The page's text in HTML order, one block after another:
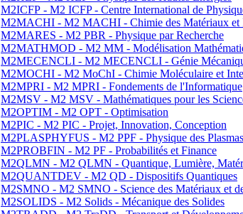
M2ICFP - M2 ICFP - Centre International de
M2MACHI - M2 MACHI - Chimie des Matériaux et
M2MARES - M2 PBR - Physique par Recherche
M2MATHMOD - M2 MM - Modélisation
M2MECENCLI - M2 MECENCLI - Génie
M2MOCHI - M2 MoChI - Chimie Moléculaire et
M2MPRI - M2 MPRI - Fondements de l'Informatique
M2MSV - M2 MSV - Mathématiques pour les
M2OPTIM - M2 OPT - Optimisation
M2PIC - M2 PIC - Projet, Innovation, Conception
M2PLASPHYFUS - M2 PPF - Physique des
M2PROBFIN - M2 PF - Probabilités et Finance
M2QLMN - M2 QLMN - Quantique, Lumière,
M2QUANTDEV - M2 QD - Dispositifs Quantiques
M2SMNO - M2 SMNO - Science des Matériaux et
M2SOLIDS - M2 Solids - Mécanique des Solides